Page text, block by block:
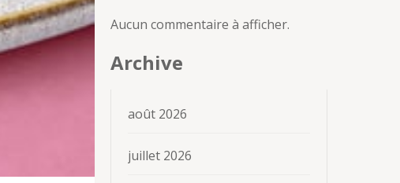
Aucun commentaire à afficher.
Archive
août 2026
juillet 2026